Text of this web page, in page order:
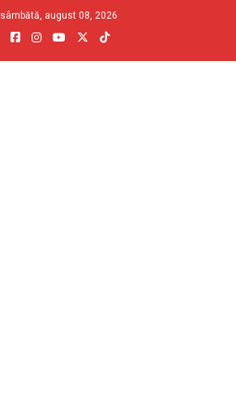
sâmbătă, august 08, 2026